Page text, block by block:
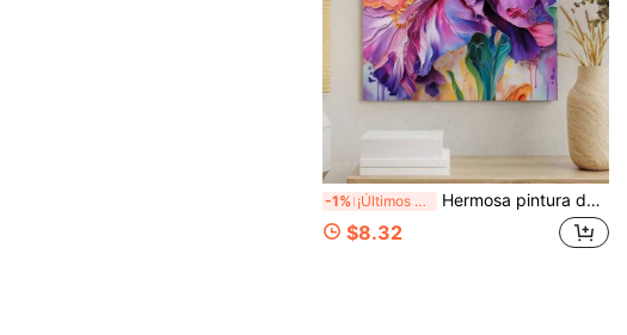
-1% ¡Últimos 3 días Hermosa pintura de flores al óleo digital: Enciende la vida creativa, retrata un mundo colorido. Pintura de aceite digital DIY, embárcate en tu viaje artístico y confiable. Identificación numérica clara, incluso sin experiencia en pintura, cualquiera puede comenzar fácilmente, todos pueden convertirse en artistas.
$8.32